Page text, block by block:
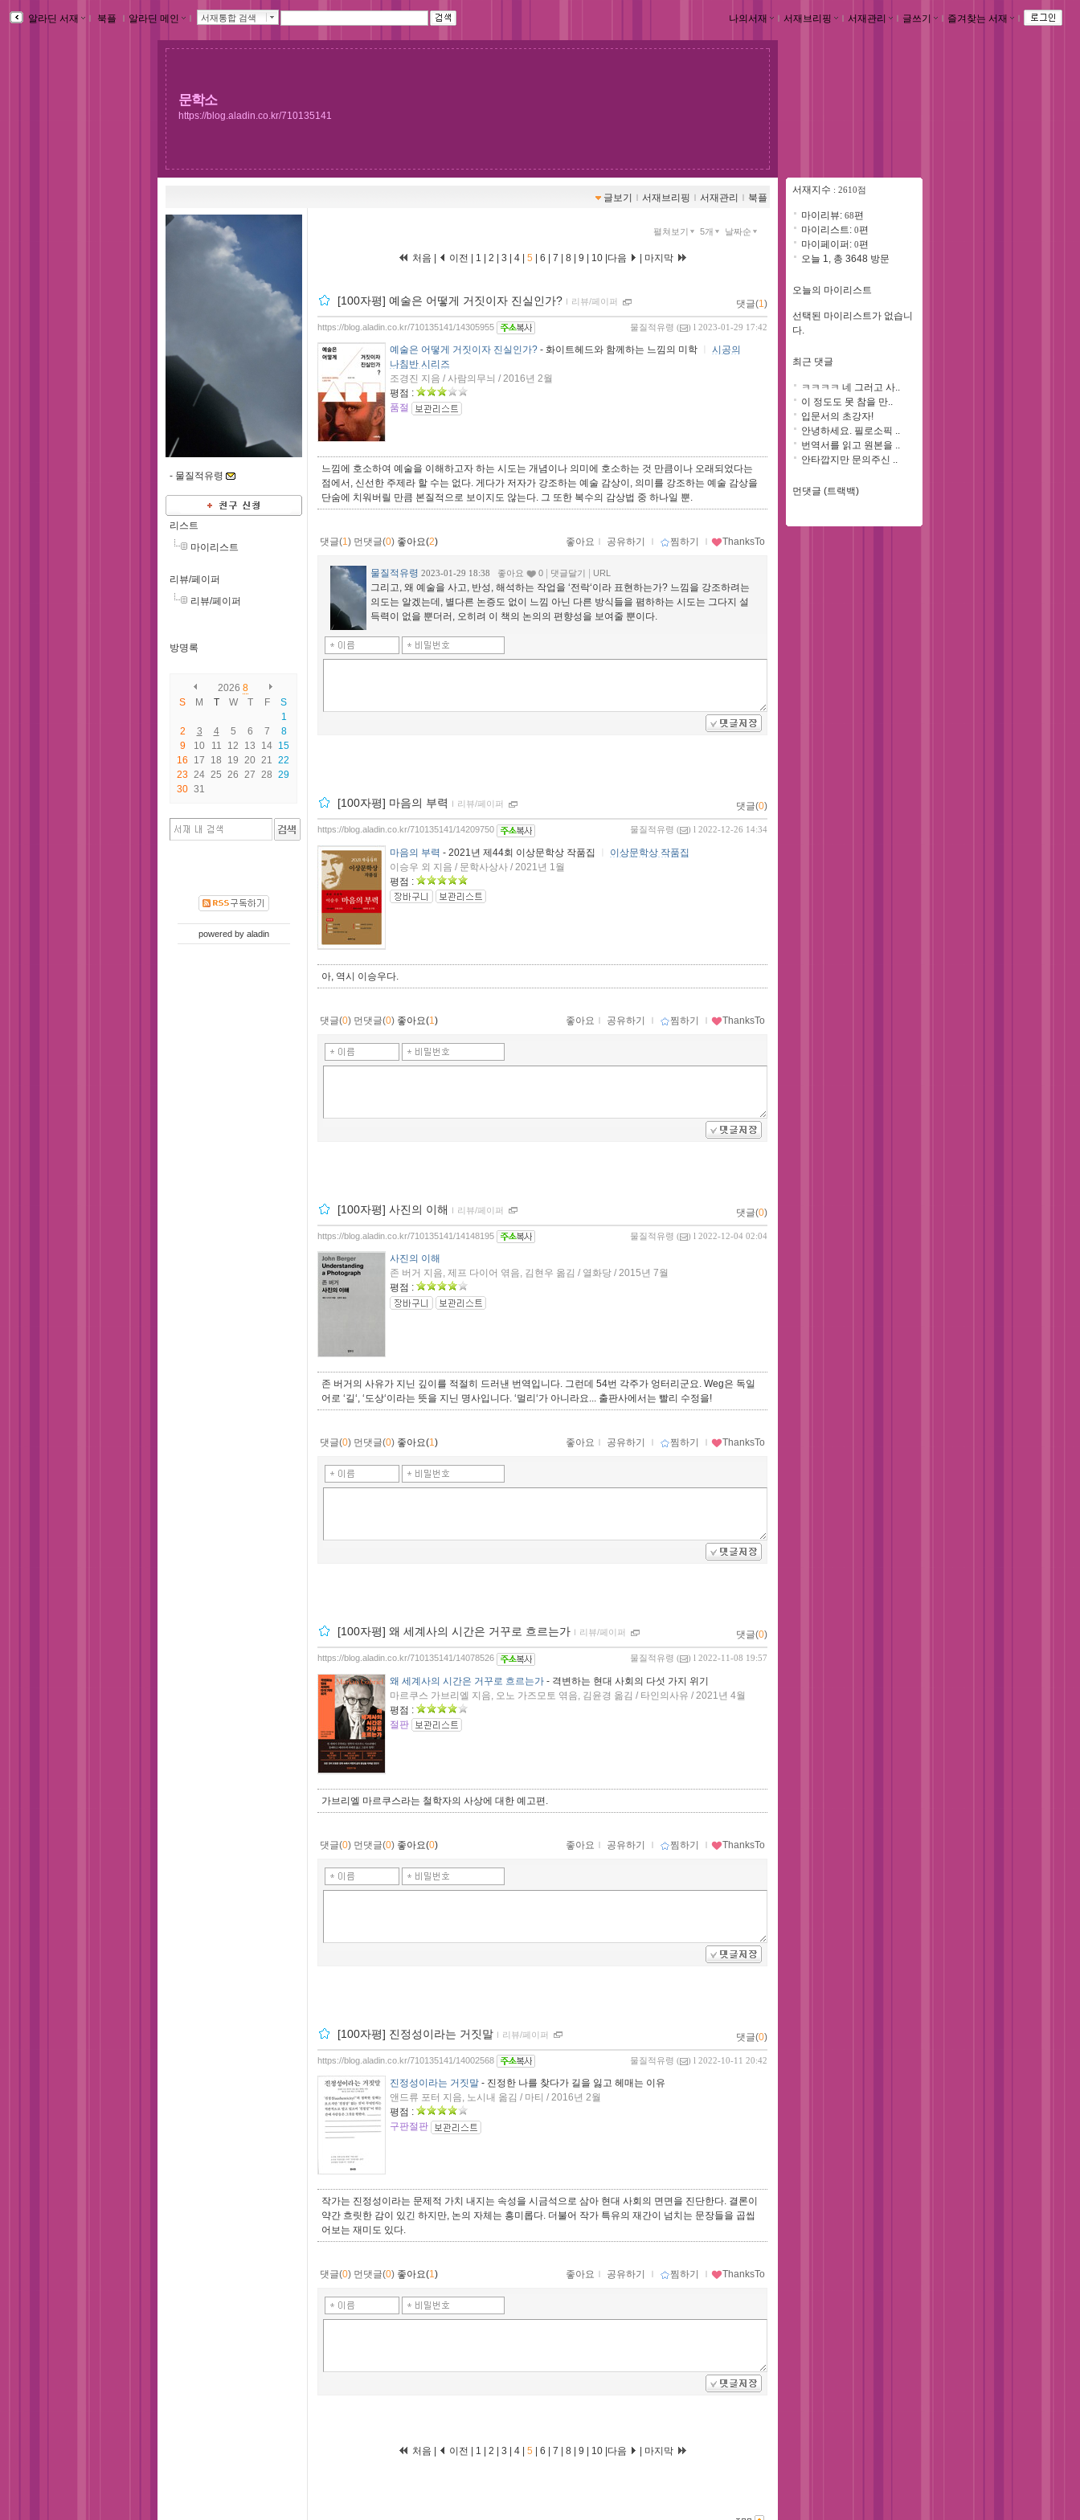
알라딘 서재 ｌ 북플 ｌ 알라딘 메인 ｌ 서재통합 검색 나의서재 ｌ 서재브리핑 ｌ 서재관리 ｌ 글쓰기 ｌ 즐겨찾는 서재 ｌ
문학소
https://blog.aladin.co.kr/710135141
글보기 ｌ 서재브리핑 ｌ 서재관리 ｌ 북플
- 물질적유령
리스트
마이리스트
리뷰/페이퍼
리뷰/페이퍼
방명록
2026 8
S
M T W T F
S
1
2
3 4 5 6 7
8
9
10 11 12 13 14 15
16
17 18 19 20 21 22
23 24 25 26 27 28 29
30 31
powered by aladin
펼쳐보기 5개 날짜순
처음 이전 1 2 3 4 5 6 7 8 9 10 다음 마지막
[100자평] 예술은 어떻게 거짓이자 진실인가? ｌ 리뷰/페이퍼 댓글(1)
물질적유령 ( ) l 2023-01-29 17:42
https://blog.aladin.co.kr/710135141/14305955
예술은 어떻게 거짓이자 진실인가? - 화이트헤드와 함께하는 느낌의 미학
시공의
나침반 시리즈
조경진 지음 / 사람의무늬 / 2016년 2월
평점 :
품절
느낌에 호소하여 예술을 이해하고자 하는 시도는 개념이나 의미에 호소하는 것 만큼이나 오래되었다는
점에서, 신선한 주제라 할 수는 없다. 게다가 저자가 강조하는 예술 감상이, 의미를 강조하는 예술 감상을
단숨에 치워버릴 만큼 본질적으로 보이지도 않는다. 그 또한 복수의 감상법 중 하나일 뿐.
댓글(1) 먼댓글(0) 좋아요(2) 좋아요 ｌ 공유하기 ｌ 찜하기 ｌ ThanksTo
물질적유령 2023-01-29 18:38 좋아요 0 댓글달기 URL
그리고, 왜 예술을 사고, 반성, 해석하는 작업을 ‘전락‘이라 표현하는가? 느낌을 강조하려는
의도는 알겠는데, 별다른 논증도 없이 느낌 아닌 다른 방식들을 폄하하는 시도는 그다지 설
득력이 없을 뿐더러, 오히려 이 책의 논의의 편향성을 보여줄 뿐이다.
[100자평] 마음의 부력 ｌ 리뷰/페이퍼 댓글(0)
물질적유령 ( ) l 2022-12-26 14:34
https://blog.aladin.co.kr/710135141/14209750
마음의 부력 - 2021년 제44회 이상문학상 작품집
이상문학상 작품집
이승우 외 지음 / 문학사상사 / 2021년 1월
평점 :
아, 역시 이승우다.
댓글(0) 먼댓글(0) 좋아요(1) 좋아요 ｌ 공유하기 ｌ 찜하기 ｌ ThanksTo
[100자평] 사진의 이해 ｌ 리뷰/페이퍼 댓글(0)
물질적유령 ( ) l 2022-12-04 02:04
https://blog.aladin.co.kr/710135141/14148195
사진의 이해
존 버거 지음, 제프 다이어 엮음, 김현우 옮김 / 열화당 / 2015년 7월
평점 :
존 버거의 사유가 지닌 깊이를 적절히 드러낸 번역입니다. 그런데 54번 각주가 엉터리군요. Weg은 독일
어로 ‘길‘, ‘도상‘이라는 뜻을 지닌 명사입니다. ‘멀리‘가 아니라요... 출판사에서는 빨리 수정을!
댓글(0) 먼댓글(0) 좋아요(1) 좋아요 ｌ 공유하기 ｌ 찜하기 ｌ ThanksTo
[100자평] 왜 세계사의 시간은 거꾸로 흐르는가 ｌ 리뷰/페이퍼 댓글(0)
물질적유령 ( ) l 2022-11-08 19:57
https://blog.aladin.co.kr/710135141/14078526
왜 세계사의 시간은 거꾸로 흐르는가 - 격변하는 현대 사회의 다섯 가지 위기
마르쿠스 가브리엘 지음, 오노 가즈모토 엮음, 김윤경 옮김 / 타인의사유 / 2021년 4월
평점 :
절판
가브리엘 마르쿠스라는 철학자의 사상에 대한 예고편.
댓글(0) 먼댓글(0) 좋아요(0) 좋아요 ｌ 공유하기 ｌ 찜하기 ｌ ThanksTo
[100자평] 진정성이라는 거짓말 ｌ 리뷰/페이퍼 댓글(0)
물질적유령 ( ) l 2022-10-11 20:42
https://blog.aladin.co.kr/710135141/14002568
진정성이라는 거짓말 - 진정한 나를 찾다가 길을 잃고 헤매는 이유
앤드류 포터 지음, 노시내 옮김 / 마티 / 2016년 2월
평점 :
구판절판
작가는 진정성이라는 문제적 가치 내지는 속성을 시금석으로 삼아 현대 사회의 면면을 진단한다. 결론이
약간 흐릿한 감이 있긴 하지만, 논의 자체는 흥미롭다. 더불어 작가 특유의 재간이 넘치는 문장들을 곱씹
어보는 재미도 있다.
댓글(0) 먼댓글(0) 좋아요(1) 좋아요 ｌ 공유하기 ｌ 찜하기 ｌ ThanksTo
처음 이전 1 2 3 4 5 6 7 8 9 10 다음 마지막
서재지수 : 2610점
마이리뷰: 68편
마이리스트: 0편
마이페이퍼: 0편
오늘 1, 총 3648 방문
오늘의 마이리스트
선택된 마이리스트가 없습니
다.
최근 댓글
ㅋㅋㅋㅋ 네 그러고 사..
이 정도도 못 참을 만..
입문서의 초강자!
안녕하세요. 필로소픽 ..
번역서를 읽고 원본을 ..
안타깝지만 문의주신 ..
먼댓글 (트랙백)